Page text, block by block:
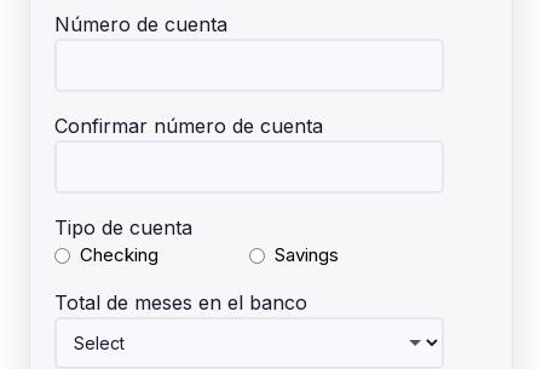
Número de cuenta
Confirmar número de cuenta
Tipo de cuenta
Checking Savings
Total de meses en el banco